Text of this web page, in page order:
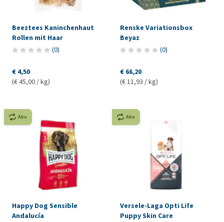
Beeztees Kaninchenhaut
Rollen mit Haar
(0)
€ 4,50
(€ 45,00 / kg)
Renske Variationsbox
Beyaz
(0)
€ 66,20
(€ 11,93 / kg)
Abo
Happy Dog Sensible
Andalucía
Abo
Versele-Laga Opti Life
Puppy Skin Care